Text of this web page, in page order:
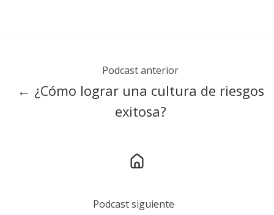
Podcast anterior
← ¿Cómo lograr una cultura de riesgos
exitosa?
Podcast siguiente